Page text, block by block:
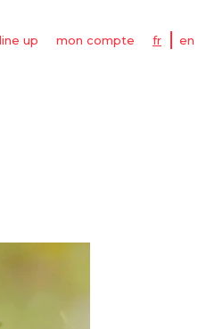
line up mon compte fr en